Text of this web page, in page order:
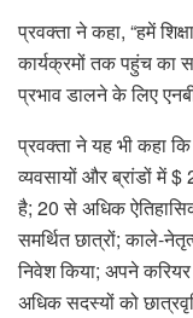
प्रवक्ता ने कहा, “हमें
कार्यक्रमों तक पहुंच का
प्रभाव डालने के लिए
प्रवक्ता ने यह भी कहा कि
व्यवसायों और ब्रांडों में $
है; 20 से अधिक
समर्थित छात्रों; काले-
निवेश किया; अपने
अधिक सदस्यों को